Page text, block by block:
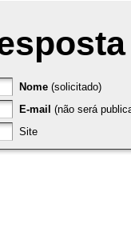
Nome (solicitado)
E-mail (não será
Site